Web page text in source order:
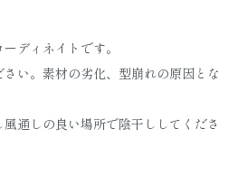
ディネイトです。
い。素材の劣化、型崩れの原因とな
通しの良い場所で陰干ししてくださ